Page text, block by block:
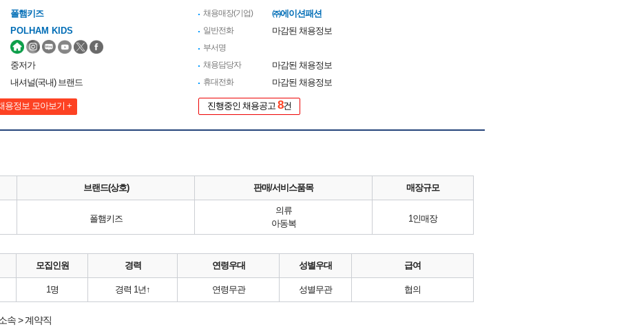
폴햄키즈
POLHAM KIDS
중저가
내셔널(국내) 브랜드
용정보 모아보기 +
채용매장(기업) ㈜에이션패션
일반전화 마감된 채용정보
부서명
채용담당자
마감된 채용정보
휴대전화 마감된 채용정보
진행중인 채용공고 8건
브랜드(상호) 판매/서비스품목 매장규모
폴햄키즈
의류
아동복
1인매장
모집인원 경력 연령우대 성별우대 급여
1명 경력 1년↑ 연령무관 성별무관 협의
속 > 계약직